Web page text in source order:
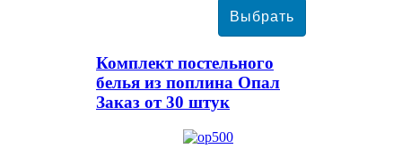
Комплект постельного
белья из поплина Опал
Заказ от 30 штук